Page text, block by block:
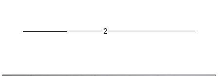
———————————2————————————